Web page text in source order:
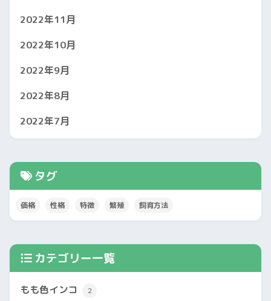
2022年11月
2022年10月
2022年9月
2022年8月
2022年7月
タグ
価格 性格 特徴 繁殖 飼育方法
カテゴリー一覧
もも色インコ 2